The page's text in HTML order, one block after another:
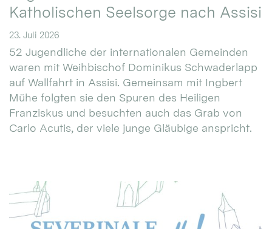
Katholischen Seelsorge nach Assisi
23. Juli 2026
52 Jugendliche der internationalen Gemeinden
waren mit Weihbischof Dominikus Schwaderlapp
auf Wallfahrt in Assisi. Gemeinsam mit Ingbert
Mühe folgten sie den Spuren des Heiligen
Franziskus und besuchten auch das Grab von
Carlo Acutis, der viele junge Gläubige anspricht.